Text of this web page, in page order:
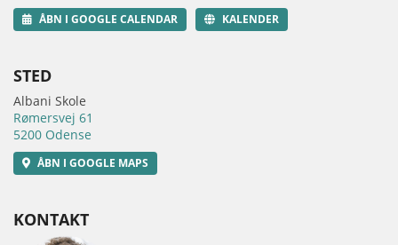
ÅBN I GOOGLE CALENDAR KALENDER
STED
Albani Skole
Rømersvej 61
5200 Odense
ÅBN I GOOGLE MAPS
KONTAKT